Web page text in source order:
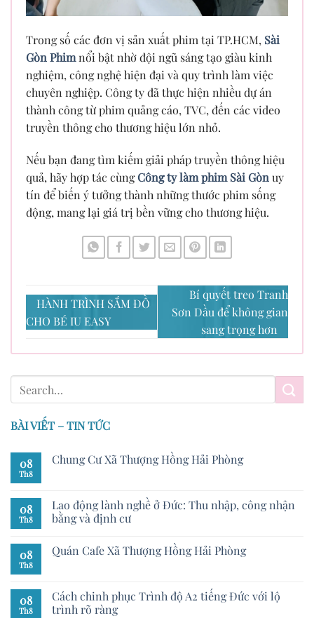
Trong số các đơn vị sản xuất phim tại TP.HCM, Sài
Gòn Phimnổi bật nhờ đội ngũ sáng tạo giàu kinh
nghiệm, công nghệ hiện đại và quy trình làm việc
chuyên nghiệp. Công ty đã thực hiện nhiều dự án
thành công từ phim quảng cáo, TVC, đến các video
truyền thông cho thương hiệu lớn nhỏ.
Nếu bạn đang tìm kiếm giải pháp truyền thông hiệu
quả, hãy hợp tác cùngCông ty làm phim Sài Gòn uy
tín để biến ý tưởng thành những thước phim sống
động, mang lại giá trị bền vững cho thương hiệu.
HÀNH TRÌNH SẮM ĐỒ
CHO BÉ IU EASY
Bí quyết treo Tranh
Sơn Dầu để không gian
sang trọng hơn
BÀI VIẾT – TIN TỨC
08
Th8
Chung Cư Xã Thượng Hồng Hải Phòng
08
Th8
Lao động lành nghề ở Đức: Thu nhập, công nhận
bằng và định cư
08
Th8
Quán Cafe Xã Thượng Hồng Hải Phòng
08
Th8
Cách chinh phục Trình độ A2 tiếng Đức với lộ
trình rõ ràng